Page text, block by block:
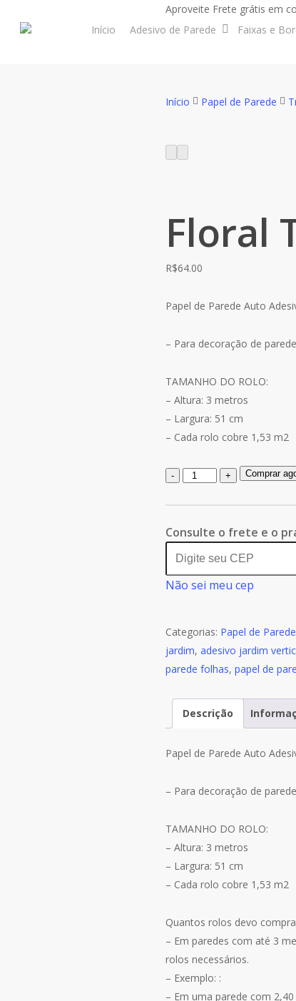
Aproveite Frete grátis em
Início
Adesivo de Parede Faixas e
Início Papel de Parede
Floral
R$64.00
Papel de Parede Auto
– Para decoração de
TAMANHO DO ROLO:
– Altura: 3 metros
– Largura: 51 cm
– Cada rolo cobre 1,53 m2
Quantidade
De
Folhagem
Adesivo
Folhas
A530
Comprar
Consulte o frete e o
Não sei meu cep
Categorias: Papel de Parede
jardim, adesivo jardim
parede folhas, papel de
Descrição
Papel de Parede Auto
– Para decoração de
TAMANHO DO ROLO:
– Altura: 3 metros
– Largura: 51 cm
– Cada rolo cobre 1,53 m2
Quantos rolos devo
– Em paredes com até 3
rolos necessários.
– Exemplo: :
– Em uma parede com